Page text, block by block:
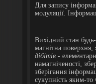
Для запису
модуляції.
Вихідний стан
магнітна
дібітів -
намагніченості,
зберігання
сукупність яким-